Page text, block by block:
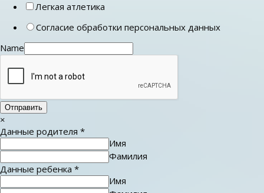
Легкая атлетика
Согласие обработки персональных данных
Name
Отправить
×
Данные родителя *
Имя
Фамилия
Данные ребенка *
Имя